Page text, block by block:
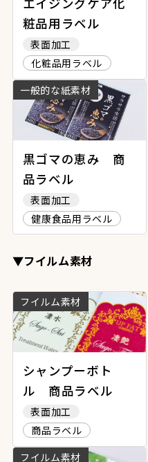
粧品用ラベル
表面加工
化粧品用ラベル
一般的な紙素材
黒ゴマの恵み 商
品ラベル
表面加工
健康食品用ラベル
▼フイルム素材
フイルム素材
シャンプーボト
ル 商品ラベル
表面加工
商品ラベル
フイルム素材